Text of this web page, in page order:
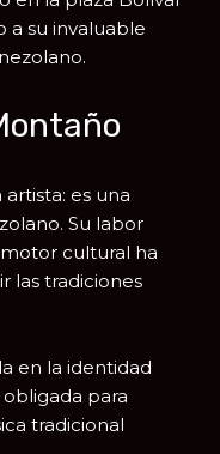
a su invaluable
es una
Su labor
cultural ha
las tradiciones
en la identidad
para
tradicional